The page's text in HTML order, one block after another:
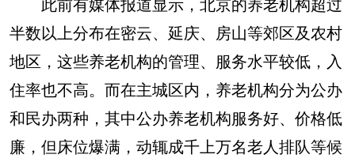
半数以上分布在密云、延庆、房山等郊区及农村
地区，这些养老机构的管理、服务水平较低，入
住率也不高。而在主城区内，养老机构分为公办
和民办两种，其中公办养老机构服务好、价格低
廉，但床位爆满，动辄成千上万名老人排队等候